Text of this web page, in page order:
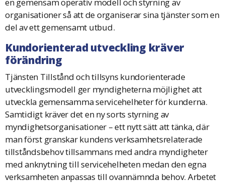
en gemensam operativ modell och styrning av
organisationer så att de organiserar sina tjänster som en
del av ett gemensamt utbud.
Kundorienterad utveckling kräver
förändring
Tjänsten Tillstånd och tillsyns kundorienterade
utvecklingsmodell ger myndigheterna möjlighet att
utveckla gemensamma servicehelheter för kunderna.
Samtidigt kräver det en ny sorts styrning av
myndighetsorganisationer – ett nytt sätt att tänka, där
man först granskar kundens verksamhetsrelaterade
tillståndsbehov tillsammans med andra myndigheter
med anknytning till servicehelheten medan den egna
verksamheten anpassas till ovannämnda behov. Arbetet